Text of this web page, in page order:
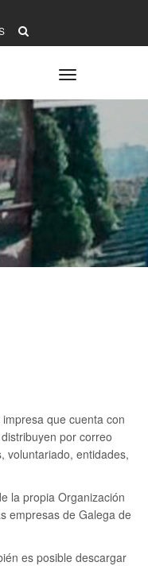
Toggle
navigation
que cuenta con
por correo
voluntariado, entidades,
la propia Organización
empresas de Galega de
es posible descargar